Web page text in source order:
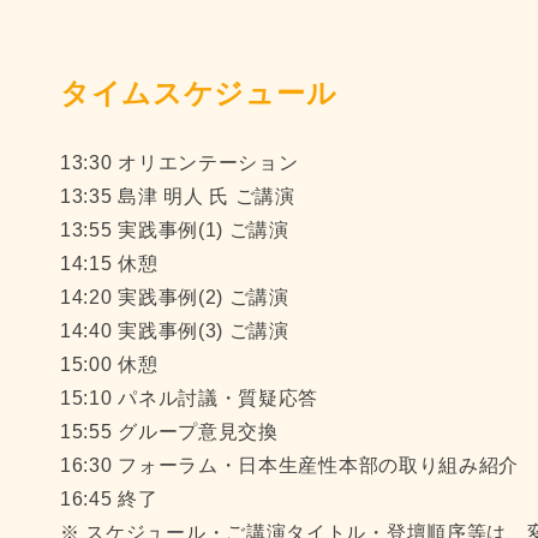
タイムスケジュール
13:30 オリエンテーション
13:35 島津 明人 氏 ご講演
13:55 実践事例(1) ご講演
14:15 休憩
14:20 実践事例(2) ご講演
14:40 実践事例(3) ご講演
15:00 休憩
15:10 パネル討議・質疑応答
15:55 グループ意見交換
16:30 フォーラム・日本生産性本部の取り組み紹介
16:45 終了
※ スケジュール・ご講演タイトル・登壇順序等は、